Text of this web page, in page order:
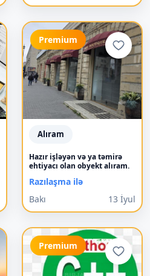
Premium
Alıram
Hazır işləyən və ya təmirə
ehtiyacı olan obyekt alıram.
Razılaşma ilə
Bakı
13 İyul
Premium